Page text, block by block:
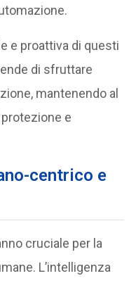
e proattiva di questi
di sfruttare
mantenendo al
e
centrico e
cruciale per la
L’intelligenza